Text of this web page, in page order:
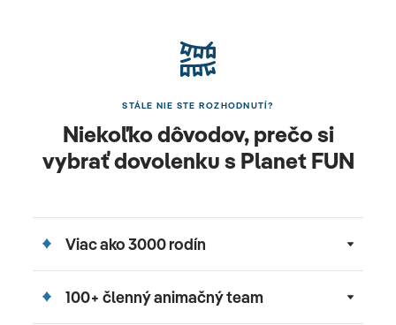
STÁLE NIE STE ROZHODNUTÍ?
Niekoľko dôvodov, prečo si
vybrať dovolenku s Planet FUN
Viac ako 3000 rodín
100+ členný animačný team